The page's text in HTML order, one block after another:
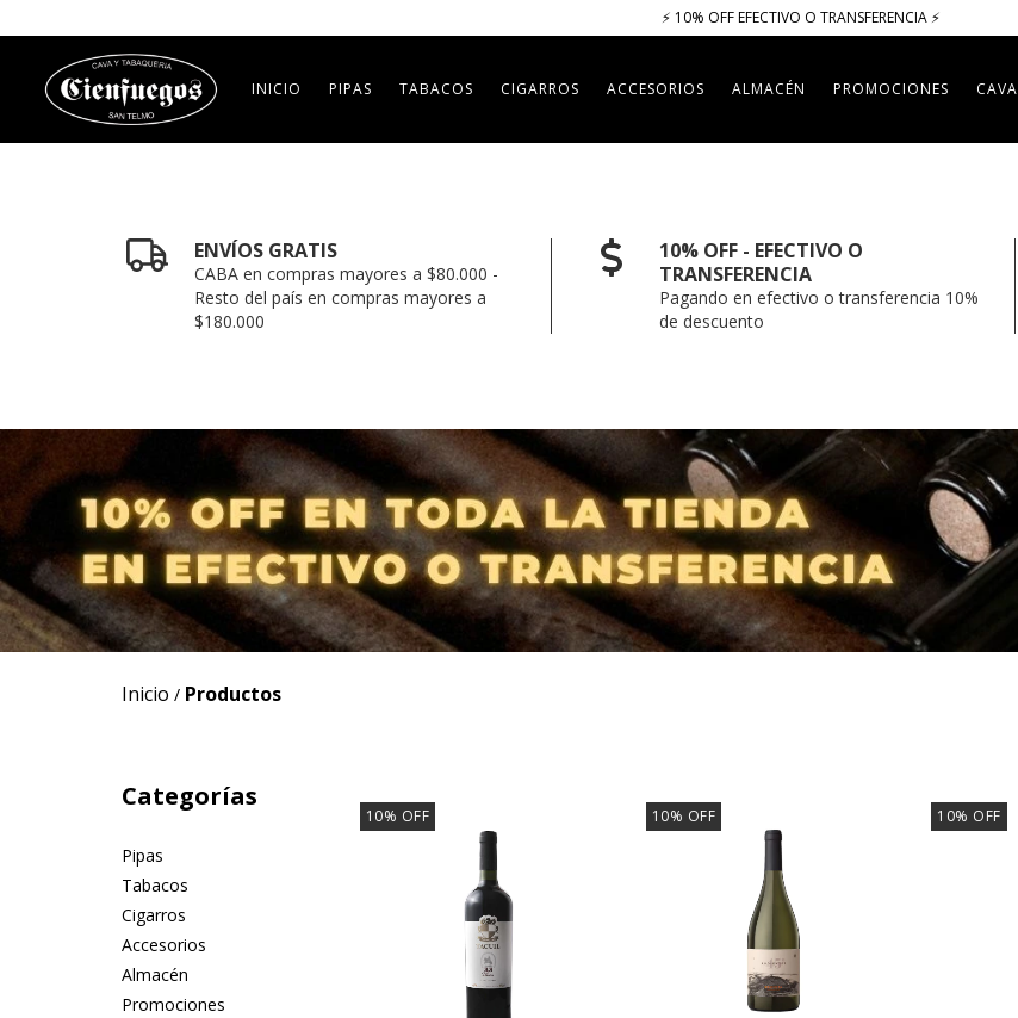
⚡​​​ 10% OFF EFECTIVO O TRANSFERENCIA ⚡​
INICIO PIPAS TABACOS CIGARROS ACCESORIOS ALMACÉN PROMOCIONES CAVA
ENVÍOS GRATIS
CABA en compras mayores a $80.000 -
Resto del país en compras mayores a
$180.000
10% OFF - EFECTIVO O
TRANSFERENCIA
Pagando en efectivo o transferencia 10%
de descuento
Inicio / Productos
Categorías
Pipas
Tabacos
Cigarros
Accesorios
Almacén
Promociones
10% OFF 10% OFF 10% OFF